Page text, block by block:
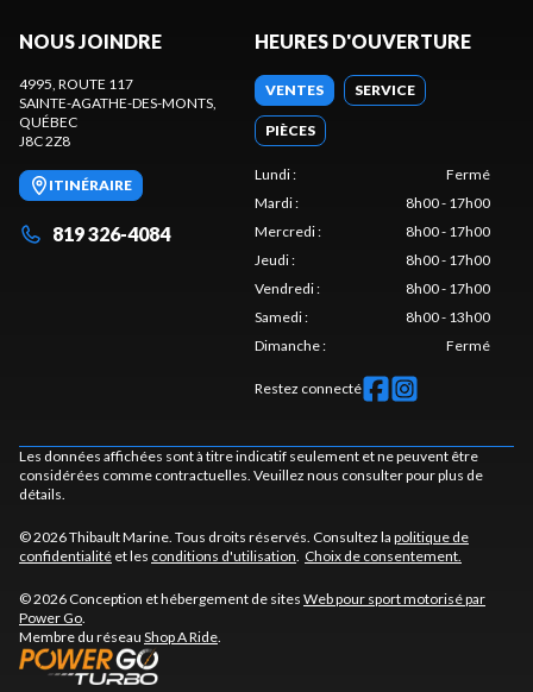
NOUS JOINDRE
4995, ROUTE 117
SAINTE-AGATHE-DES-MONTS,
QUÉBEC
J8C 2Z8
ITINÉRAIRE
819 326-4084
HEURES D'OUVERTURE
VENTES SERVICE
PIÈCES
Lundi:
Fermé
Mardi:
8h00 - 17h00
Mercredi:
8h00 - 17h00
Jeudi:
8h00 - 17h00
Vendredi:
8h00 - 17h00
Samedi:
8h00 - 13h00
Dimanche: Fermé
Restez connecté
Les données affichées sont à titre indicatif seulement et ne peuvent être
considérées comme contractuelles. Veuillez nous consulter pour plus de
détails.
© 2026 Thibault Marine. Tous droits réservés. Consultez la politique de
confidentialité et les conditions d'utilisation. Choix de consentement.
© 2026 Conception et hébergement de sites Web pour sport motorisé par
Power Go.
Membre du réseau Shop A Ride.